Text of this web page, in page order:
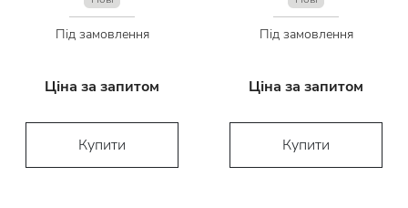
Під замовлення
Ціна за запитом
Купити
Під замовлення
Ціна за запитом
Купити